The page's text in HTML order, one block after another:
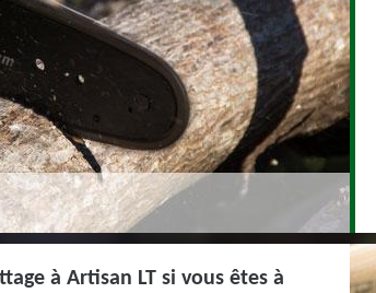
à Artisan LT si vous êtes à